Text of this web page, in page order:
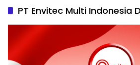
PT Envitec Multi Indonesia